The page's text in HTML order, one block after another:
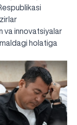
va innovatsiyalar
holatiga